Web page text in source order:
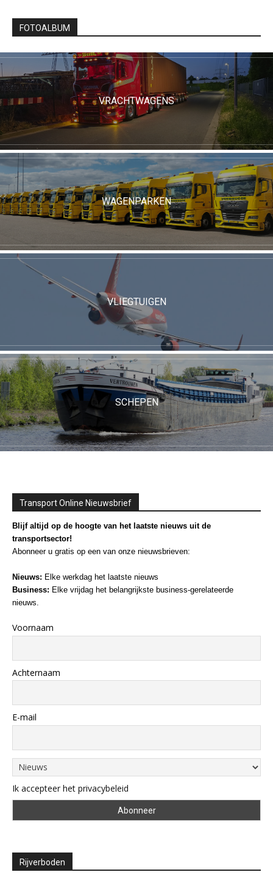
FOTOALBUM
VRACHTWAGENS
WAGENPARKEN
VLIEGTUIGEN
SCHEPEN
Transport Online Nieuwsbrief
Blijf altijd op de hoogte van het laatste nieuws uit de
transportsector!
Abonneer u gratis op een van onze nieuwsbrieven:
Nieuws: Elke werkdag het laatste nieuws
Business: Elke vrijdag het belangrijkste business-gerelateerde
nieuws.
Voornaam
Achternaam
E-mail
Ik accepteer het privacybeleid
Rijverboden